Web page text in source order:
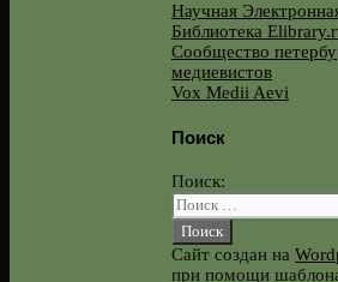
Научная
Библиотека
Сообщество
медиевистов
Vox Medii Aevi
Поиск
Поиск:
Сайт создан на
при помощи